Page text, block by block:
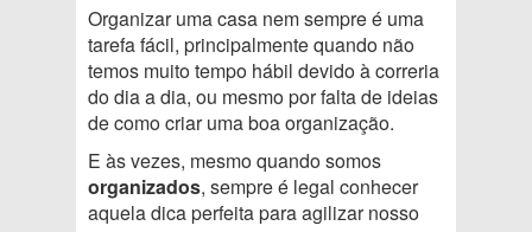
Organizar uma casa nem sempre é uma
tarefa fácil, principalmente quando não
temos muito tempo hábil devido à correria
do dia a dia, ou mesmo por falta de ideias
de como criar uma boa organização.
E às vezes, mesmo quando somos
organizados, sempre é legal conhecer
aquela dica perfeita para agilizar nosso